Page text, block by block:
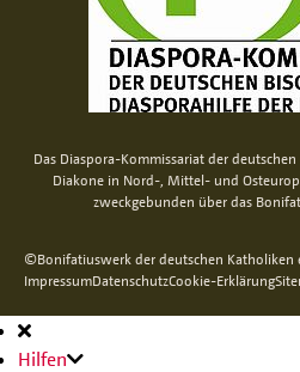
Das Diaspora-Kommissariat der
Diakone in Nord-, Mittel- und
zweckgebunden über das
©Bonifatiuswerk der deutschen Katholiken
ImpressumDatenschutzCookie-Erklärung
Hauptnavigation
Hilfen